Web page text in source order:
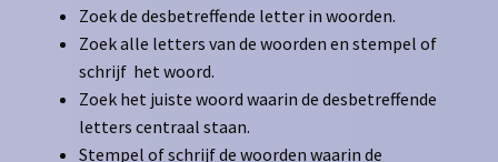
Zoek de desbetreffende letter in woorden.
Zoek alle letters van de woorden en stempel of
schrijf het woord.
Zoek het juiste woord waarin de desbetreffende
letters centraal staan.
Stempel of schrijf de woorden waarin de